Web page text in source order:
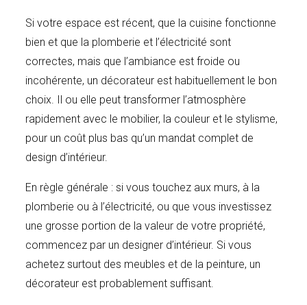
Si votre espace est récent, que la cuisine fonctionne
bien et que la plomberie et l’électricité sont
correctes, mais que l’ambiance est froide ou
incohérente, un décorateur est habituellement le bon
choix. Il ou elle peut transformer l’atmosphère
rapidement avec le mobilier, la couleur et le stylisme,
pour un coût plus bas qu’un mandat complet de
design d’intérieur.
En règle générale : si vous touchez aux murs, à la
plomberie ou à l’électricité, ou que vous investissez
une grosse portion de la valeur de votre propriété,
commencez par un designer d’intérieur. Si vous
achetez surtout des meubles et de la peinture, un
décorateur est probablement suffisant.